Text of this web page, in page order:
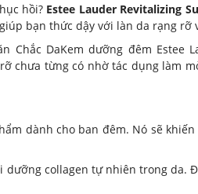
hồi? Estee Lauder Revitalizing
bạn thức dậy với làn da rạng rỡ
Chắc DaKem dưỡng đêm
chưa từng có nhờ tác dụng làm
dành cho ban đêm. Nó sẽ
dưỡng collagen tự nhiên trong